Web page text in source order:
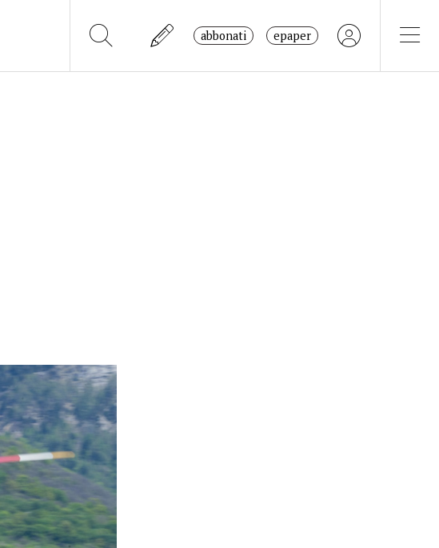
abbonati epaper